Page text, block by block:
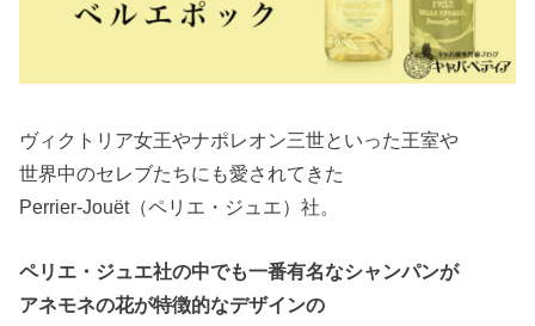
ヴィクトリア女王やナポレオン三世といった王室や
世界中のセレブたちにも愛されてきた
Perrier-Jouët（ペリエ・ジュエ）社。
ペリエ・ジュエ社の中でも一番有名なシャンパンが
アネモネの花が特徴的なデザインの